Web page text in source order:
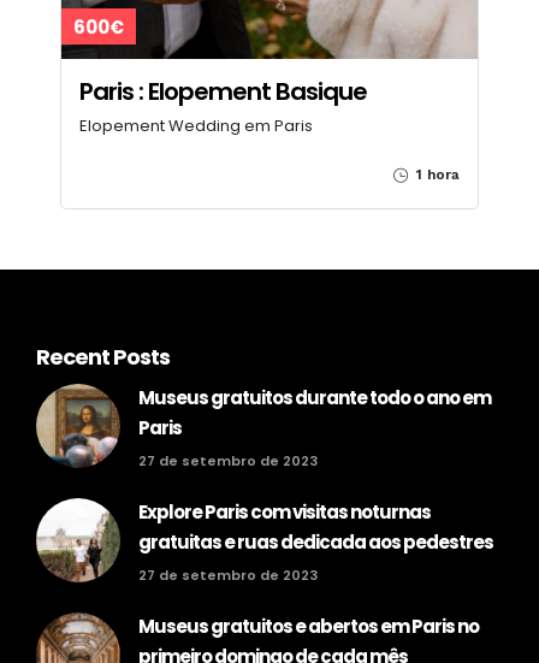
600€
Paris : Elopement Basique
Elopement Wedding em Paris
1 hora
Recent Posts
Museus gratuitos durante todo o ano em
Paris
27 de setembro de 2023
Explore Paris com visitas noturnas
gratuitas e ruas dedicada aos pedestres
27 de setembro de 2023
Museus gratuitos e abertos em Paris no
primeiro domingo de cada mês